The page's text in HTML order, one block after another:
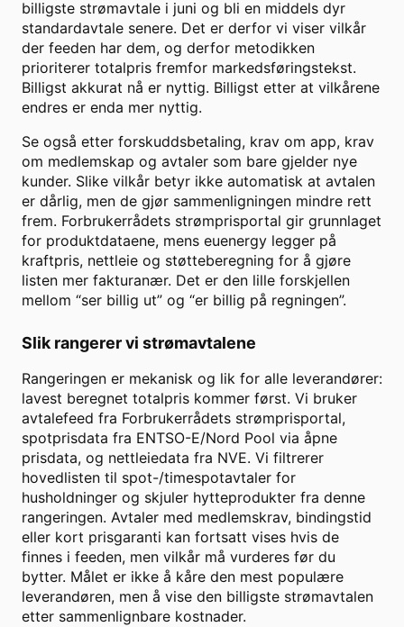
billigste strømavtale i juni og bli en middels dyr
standardavtale senere. Det er derfor vi viser vilkår
der feeden har dem, og derfor metodikken
prioriterer totalpris fremfor markedsføringstekst.
Billigst akkurat nå er nyttig. Billigst etter at vilkårene
endres er enda mer nyttig.
Se også etter forskuddsbetaling, krav om app, krav
om medlemskap og avtaler som bare gjelder nye
kunder. Slike vilkår betyr ikke automatisk at avtalen
er dårlig, men de gjør sammenligningen mindre rett
frem. Forbrukerrådets strømprisportal gir grunnlaget
for produktdataene, mens euenergy legger på
kraftpris, nettleie og støtteberegning for å gjøre
listen mer fakturanær. Det er den lille forskjellen
mellom “ser billig ut” og “er billig på regningen”.
Slik rangerer vi strømavtalene
Rangeringen er mekanisk og lik for alle leverandører:
lavest beregnet totalpris kommer først. Vi bruker
avtalefeed fra Forbrukerrådets strømprisportal,
spotprisdata fra ENTSO-E/Nord Pool via åpne
prisdata, og nettleiedata fra NVE. Vi filtrerer
hovedlisten til spot-/timespotavtaler for
husholdninger og skjuler hytteprodukter fra denne
rangeringen. Avtaler med medlemskrav, bindingstid
eller kort prisgaranti kan fortsatt vises hvis de
finnes i feeden, men vilkår må vurderes før du
bytter. Målet er ikke å kåre den mest populære
leverandøren, men å vise den billigste strømavtalen
etter sammenlignbare kostnader.